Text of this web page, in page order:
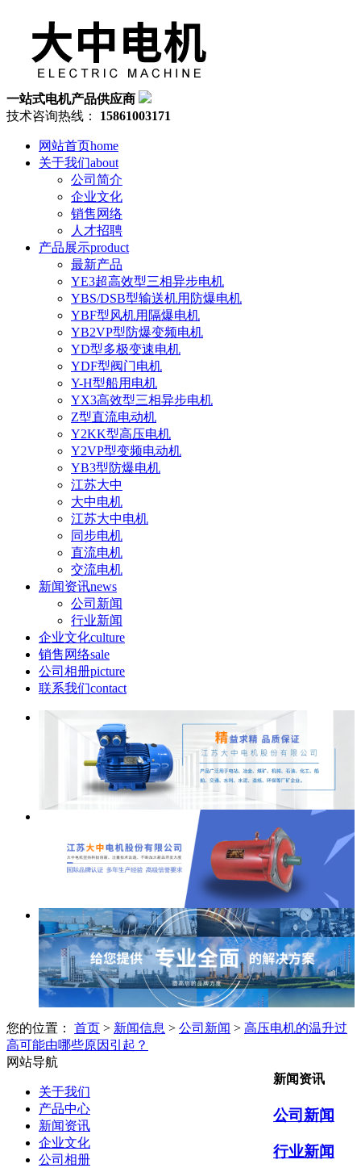
一站式电机产品供应商
技术咨询热线：
15861003171
网站首页home
关于我们about
公司简介
企业文化
销售网络
人才招聘
产品展示product
最新产品
YE3超高效型三相异步电机
YBS/DSB型输送机用防爆电机
YBF型风机用隔爆电机
YB2VP型防爆变频电机
YD型多极变速电机
YDF型阀门电机
Y-H型船用电机
YX3高效型三相异步电机
Z型直流电动机
Y2KK型高压电机
Y2VP型变频电动机
YB3型防爆电机
江苏大中
大中电机
江苏大中电机
同步电机
直流电机
交流电机
新闻资讯news
公司新闻
行业新闻
企业文化culture
销售网络sale
公司相册picture
联系我们contact
您的位置： 首页 > 新闻信息 > 公司新闻 > ‌高压电机的温升过
高可能由哪些原因引起？‌
新闻资讯
公司新闻
行业新闻
网站导航
关于我们
产品中心
新闻资讯
企业文化
公司相册